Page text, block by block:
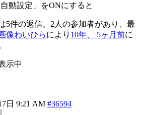
動設定」をONにすると
5件の返信、2人の参加者があり、最
わいひらにより 10年、 5ヶ月前に
示中
日 9:21 AM #36594